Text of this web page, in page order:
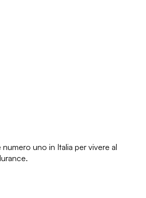
uno in Italia per vivere al